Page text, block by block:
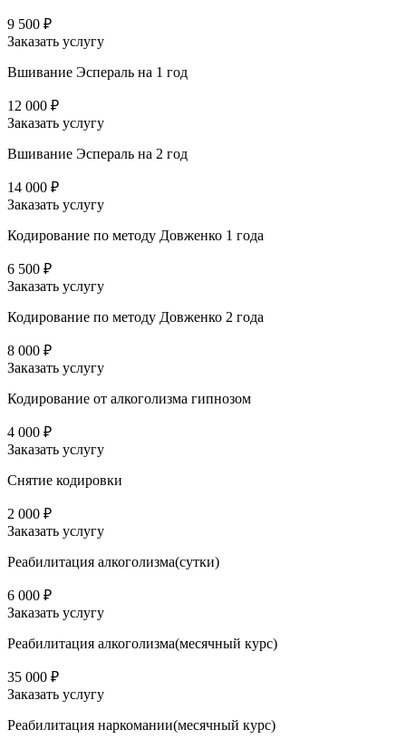
9 500 ₽
Заказать услугу
Вшивание Эспераль на 1 год
12 000 ₽
Заказать услугу
Вшивание Эспераль на 2 год
14 000 ₽
Заказать услугу
Кодирование по методу Довженко 1 года
6 500 ₽
Заказать услугу
Кодирование по методу Довженко 2 года
8 000 ₽
Заказать услугу
Кодирование от алкоголизма гипнозом
4 000 ₽
Заказать услугу
Снятие кодировки
2 000 ₽
Заказать услугу
Реабилитация алкоголизма(cутки)
6 000 ₽
Заказать услугу
Реабилитация алкоголизма(месячный курс)
35 000 ₽
Заказать услугу
Реабилитация наркомании(месячный курс)